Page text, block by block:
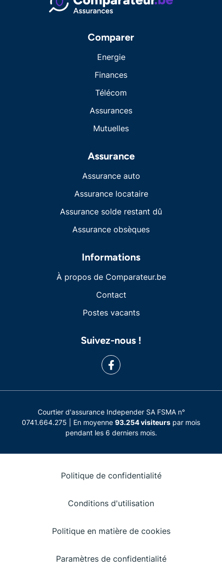
Comparer
Energie
Finances
Télécom
Assurances
Mutuelles
Assurance
Assurance auto
Assurance locataire
Assurance solde restant dû
Assurance obsèques
Informations
À propos de Comparateur.be
Contact
Postes vacants
Suivez-nous !
Courtier d'assurance Independer SA FSMA n°
0741.664.275 | En moyenne 93.254 visiteurs par mois
pendant les 6 derniers mois.
Politique de confidentialité
Conditions d'utilisation
Politique en matière de cookies
Paramètres de confidentialité